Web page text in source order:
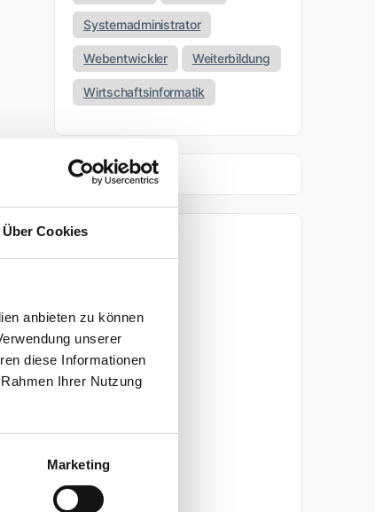
Über Cookies
anbieten zu können
unserer
diese Informationen
Ihrer Nutzung
Marketing
Systemadministrator
Webentwickler Weiterbildung
Wirtschaftsinformatik
April 2026
März 2026
November 2025
Oktober 2025
Mai 2025
April 2025